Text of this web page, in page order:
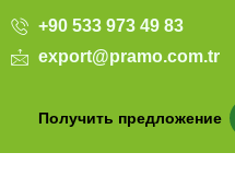
+90 533 973 49 83
export@pramo.com.tr
Получить предложение